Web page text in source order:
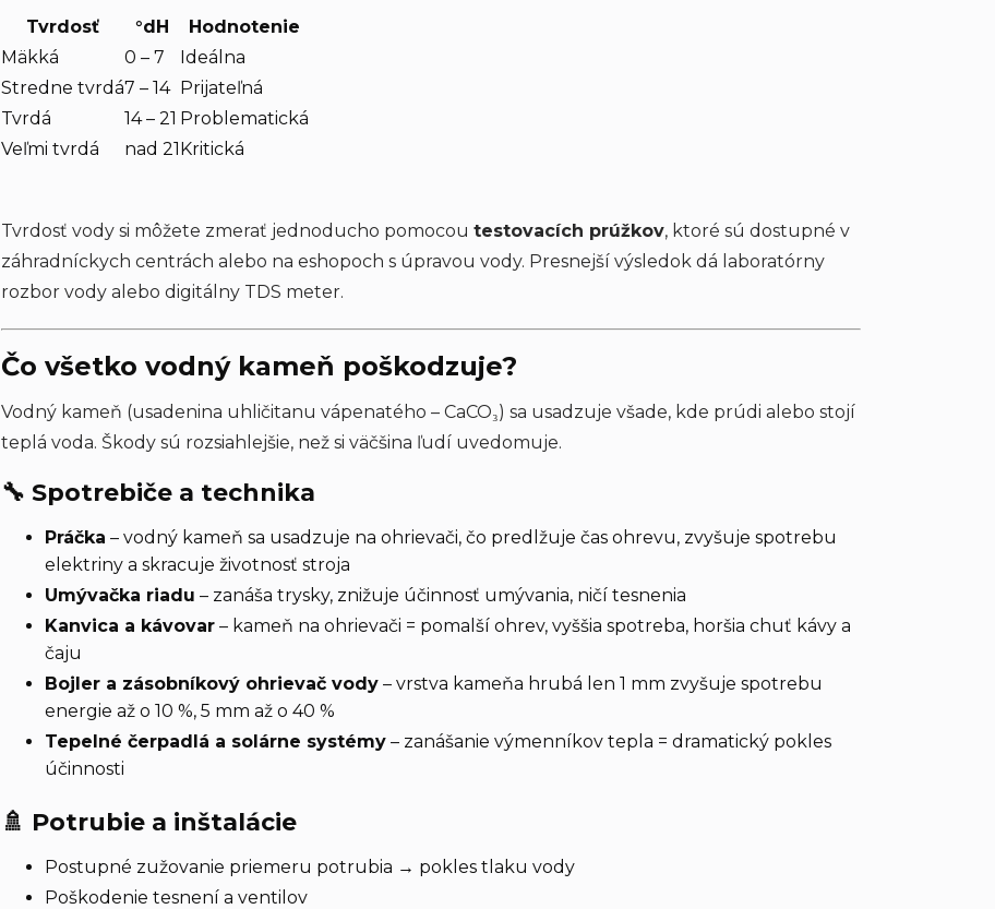
Tvrdosť °dH
Hodnotenie
Mäkká
0 – 7
Ideálna
Stredne tvrdá7 – 14 Prijateľná
Tvrdá
14 – 21 Problematická
Veľmi tvrdá
nad 21Kritická
Tvrdosť vody si môžete zmerať jednoducho pomocou testovacích prúžkov, ktoré sú dostupné v
záhradníckych centrách alebo na eshopoch s úpravou vody. Presnejší výsledok dá laboratórny
rozbor vody alebo digitálny TDS meter.
Čo všetko vodný kameň poškodzuje?
Vodný kameň (usadenina uhličitanu vápenatého – CaCO₃) sa usadzuje všade, kde prúdi alebo stojí
teplá voda. Škody sú rozsiahlejšie, než si väčšina ľudí uvedomuje.
🔧 Spotrebiče a technika
Práčka – vodný kameň sa usadzuje na ohrievači, čo predlžuje čas ohrevu, zvyšuje spotrebu
elektriny a skracuje životnosť stroja
Umývačka riadu – zanáša trysky, znižuje účinnosť umývania, ničí tesnenia
Kanvica a kávovar – kameň na ohrievači = pomalší ohrev, vyššia spotreba, horšia chuť kávy a
čaju
Bojler a zásobníkový ohrievač vody – vrstva kameňa hrubá len 1 mm zvyšuje spotrebu
energie až o 10 %, 5 mm až o 40 %
Tepelné čerpadlá a solárne systémy – zanášanie výmenníkov tepla = dramatický pokles
účinnosti
🚿 Potrubie a inštalácie
Postupné zužovanie priemeru potrubia → pokles tlaku vody
Poškodenie tesnení a ventilov